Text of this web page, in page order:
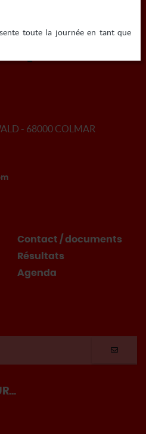
- 68000 COLMAR
Contact / documents
Résultats
Agenda
toute la journée en tant que